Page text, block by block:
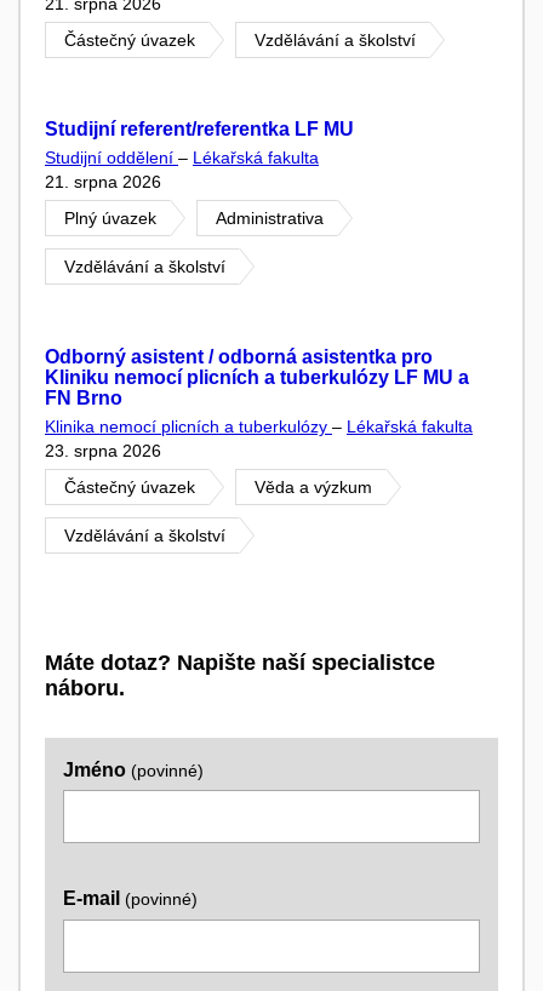
Částečný úvazek
Vzdělávání a školství
Studijní referent/referentka LF MU
Studijní oddělení – Lékařská fakulta
21. srpna 2026
Plný úvazek
Administrativa
Vzdělávání a školství
Odborný asistent / odborná asistentka pro
Kliniku nemocí plicních a tuberkulózy LF MU a
FN Brno
Klinika nemocí plicních a tuberkulózy – Lékařská fakulta
23. srpna 2026
Částečný úvazek
Věda a výzkum
Vzdělávání a školství
Máte dotaz? Napište naší specialistce
náboru.
Jméno (povinné)
E-mail (povinné)